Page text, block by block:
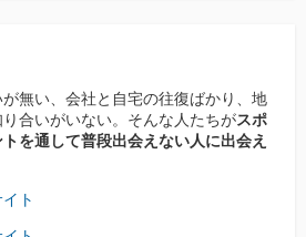
無い、会社と自宅の往復ばかり、地
合いがいない。そんな人たちがスポ
を通して普段出会えない人に出会え
ト